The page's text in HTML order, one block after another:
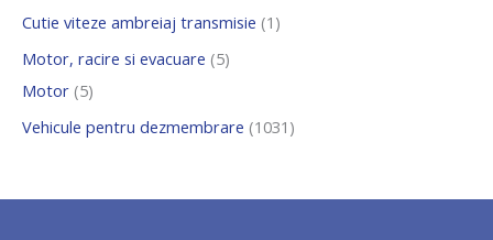
u
s
Cutie viteze ambreiaj transmisie 1 u
Motor, racire si evacuare 5
u
s
Motor 5
u
s
e
Vehicule pentru dezmembrare 1031